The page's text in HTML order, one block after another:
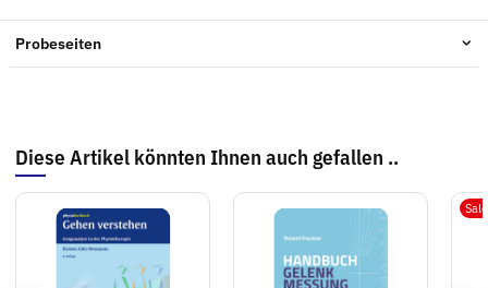
Probeseiten
Diese Artikel könnten Ihnen auch gefallen ..